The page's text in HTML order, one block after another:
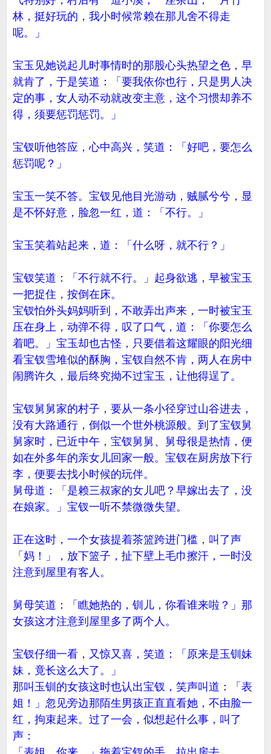
林，挺好玩的，我小时候常赖在那儿舍不得走
呢。」
宝玉见她说起儿时事情时的那股心头热望之色，早
就肯了，于是笑道：「要我依你也行，只是男人决
定的事，女人动不动就改变主意，这个习惯却养不
得，须要惩罚惩罚。」
宝钗听他答应，心中高兴，笑道：「好吧，要怎么
惩罚呢？」
宝玉一笑不答。宝钗见他目光游动，贼腻兮兮，显
是不怀好意，脸忽一红，道：「不行。」
宝玉笑着站起来，道：「什么呀，就不行？」
宝钗笑道：「不行就不行。」起身欲逃，早被宝玉
一把捉住，按倒在床。
宝钗怕外头妈妈听到，不敢弄出声来，一时被宝玉
压在身上，动弹不得，叹了口气，道：「你要怎么
着吧。」宝玉却也古怪，只要借着这耀眼的阳光细
看宝钗雪堆似的酥胸，宝钗自然不肯，两人在房中
闹腾许久，最后终究拗不过宝玉，让他得逞了。
宝钗舅舅家的村子，要从一条小径穿过山谷进去，
没有大路通行，倒似一个世外桃源般。到了宝钗舅
舅家时，已近中午，宝钗舅舅、舅母很是热情，便
如在外多年的亲女儿回家一般。宝钗在厨房放下行
李，便要去找小时候的玩伴。
舅母道：「是赖三叔家的女儿吧？早嫁出去了，没
在娘家。」宝钗一听不禁微微失望。
正在这时，一个女孩提着茶篮跨进门槛，叫了声
「妈！」，放下篮子，扯下壁上毛巾擦汗，一时没
注意到屋里有客人。
舅母笑道：「瞧她热的，钏儿，你看谁来啦？」那
女孩这才注意到屋里多了两个人。
宝钗仔细一看，又惊又喜，笑道：「原来是玉钏妹
妹，竟长这么大了。」
那叫玉钏的女孩这时也认出宝钗，笑声叫道：「表
姐！」忽见旁边那陌生男孩正直直看她，不由脸一
红，拘束起来。过了一会，似想起什么事，叫了
声：